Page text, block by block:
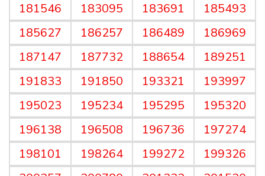
181546
183095 183691
185493
185627
186257 186489
186969
187147
187732 188654
189251
191833
191850 193321
193997
195023
195234 195295
195320
196138
196508 196736
197274
198101
198264 199272
199326